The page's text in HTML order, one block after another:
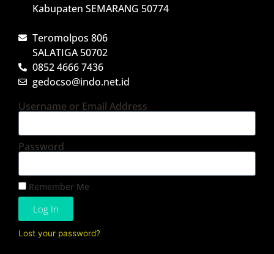
Kabupaten SEMARANG 50774
Teromolpos 806
SALATIGA 50702
0852 4666 7436
gedocso@indo.net.id
Username or Email Address
Password
Remember Me
Log In
Lost your password?